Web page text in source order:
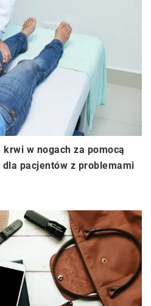
w nogach za pomocą
pacjentów z problemami